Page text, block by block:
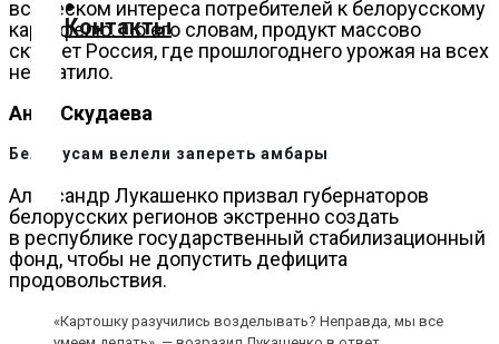
О
нас
Помощь
проекту
Контакты
всплеском интереса потребителей к белорусскому
картофелю. По его словам, продукт массово
скупает Россия, где прошлогоднего урожая на всех
не хватило.
Анна Скудаева
Белорусам велели запереть амбары
Александр Лукашенко призвал губернаторов
белорусских регионов экстренно создать
в республике государственный стабилизационный
фонд, чтобы не допустить дефицита
продовольствия.
«Картошку разучились возделывать? Неправда, мы все